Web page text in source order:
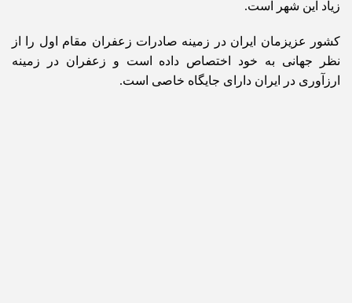
زیاد این شهر است.
کشور عزیزمان ایران در زمینه صادرات زعفران مقام اول را از
نظر جهانی به خود اختصاص داده است و زعفران در زمینه
ارزآوری در ایران دارای جایگاه خاصی است.